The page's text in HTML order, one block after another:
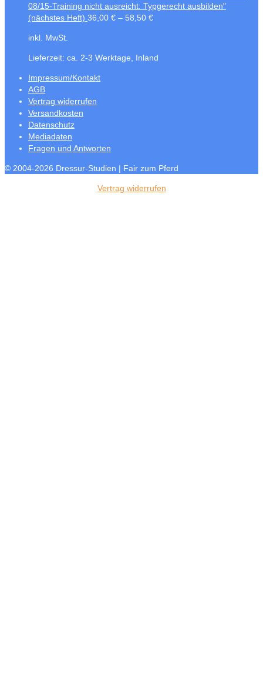
08/15-Training nicht ausreicht: Typgerecht ausbilden"
(nächstes Heft) 36,00 € – 58,50 €
inkl. MwSt.
Lieferzeit: ca. 2-3 Werktage, Inland
Impressum/Kontakt
AGB
Vertrag widerrufen
Versandkosten
Datenschutz
Mediadaten
Fragen und Antworten
© 2004-2026 Dressur-Studien | Fair zum Pferd
Vertrag widerrufen